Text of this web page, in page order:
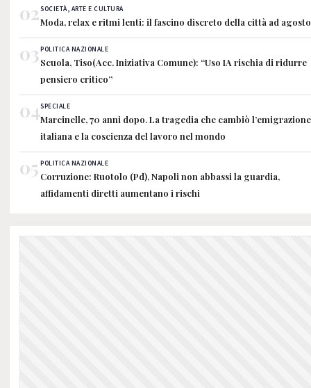
02SOCIETÀ, ARTE E CULTURA
Moda, relax e ritmi lenti: il fascino discreto della città ad agosto
03POLITICA NAZIONALE
Scuola, Tiso(Acc. Iniziativa Comune): “Uso IA rischia di ridurre
pensiero critico”
04SPECIALE
Marcinelle, 70 anni dopo. La tragedia che cambiò l’emigrazione
italiana e la coscienza del lavoro nel mondo
05 POLITICA NAZIONALE
Corruzione: Ruotolo (Pd), Napoli non abbassi la guardia,
affidamenti diretti aumentano i rischi